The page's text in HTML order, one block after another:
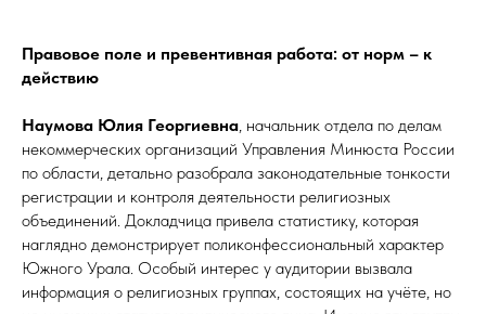
Правовое поле и превентивная работа: от норм – к
действию
Наумова Юлия Георгиевна , начальник отдела по делам
некоммерческих организаций Управления Минюста России
по области, детально разобрала законодательные тонкости
регистрации и контроля деятельности религиозных
объединений. Докладчица привела статистику, которая
наглядно демонстрирует поликонфессиональный характер
Южного Урала. Особый интерес у аудитории вызвала
информация о религиозных группах, состоящих на учёте, но